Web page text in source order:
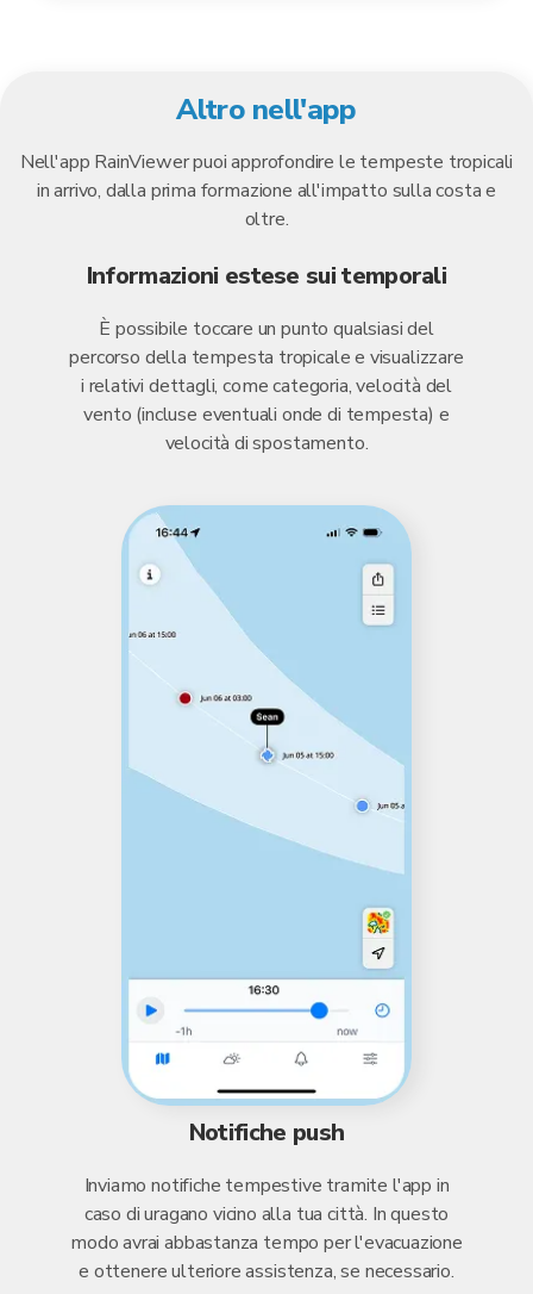
Altro nell'app
Nell'app RainViewer puoi approfondire le tempeste tropicali
in arrivo, dalla prima formazione all'impatto sulla costa e
oltre.
Informazioni estese sui temporali
È possibile toccare un punto qualsiasi del
percorso della tempesta tropicale e visualizzare
i relativi dettagli, come categoria, velocità del
vento (incluse eventuali onde di tempesta) e
velocità di spostamento.
Notifiche push
Inviamo notifiche tempestive tramite l'app in
caso di uragano vicino alla tua città. In questo
modo avrai abbastanza tempo per l'evacuazione
e ottenere ulteriore assistenza, se necessario.